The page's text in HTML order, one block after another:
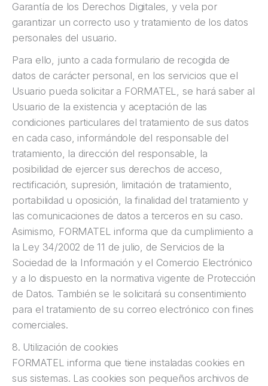
Garantía de los Derechos Digitales, y vela por
garantizar un correcto uso y tratamiento de los datos
personales del usuario.
Para ello, junto a cada formulario de recogida de
datos de carácter personal, en los servicios que el
Usuario pueda solicitar a FORMATEL, se hará saber al
Usuario de la existencia y aceptación de las
condiciones particulares del tratamiento de sus datos
en cada caso, informándole del responsable del
tratamiento, la dirección del responsable, la
posibilidad de ejercer sus derechos de acceso,
rectificación, supresión, limitación de tratamiento,
portabilidad u oposición, la finalidad del tratamiento y
las comunicaciones de datos a terceros en su caso.
Asimismo, FORMATEL informa que da cumplimiento a
la Ley 34/2002 de 11 de julio, de Servicios de la
Sociedad de la Información y el Comercio Electrónico
y a lo dispuesto en la normativa vigente de Protección
de Datos. También se le solicitará su consentimiento
para el tratamiento de su correo electrónico con fines
comerciales.
8. Utilización de cookies
FORMATEL informa que tiene instaladas cookies en
sus sistemas. Las cookies son pequeños archivos de